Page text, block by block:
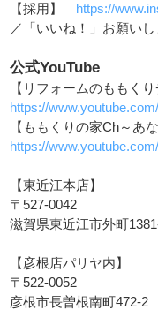
【採用】
https://
／「いいね！」お願いし
公式YouTube
【リフォームのももく
https://
【ももくりの家Ch～あ
https://
【東近江本店】
〒527-0042
滋賀県東近江市外町
【彦根店パリヤ内】
〒522-0052
彦根市長曽根南町472-2